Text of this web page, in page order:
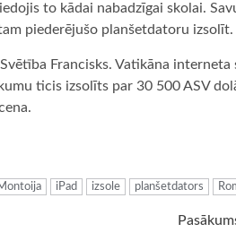
to kādai nabadzīgai skolai.
piederējušo planšetdatoru izsolīt.
Francisks. Vatikāna interneta
ticis izsolīts par 30 500 ASV
iPad izsole planšetdators